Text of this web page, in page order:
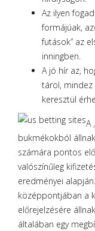
Az ilyen
formájúak,
futások” az
inningben.
A jó hír az,
tárol,
keresztül
A
bukmékokból
számára pontos
valószínűleg
eredményei
középpontjában a
előrejelzésére
általában egy